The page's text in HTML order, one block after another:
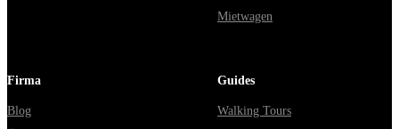
Mietwagen
Firma
Blog
Guides
Walking Tours